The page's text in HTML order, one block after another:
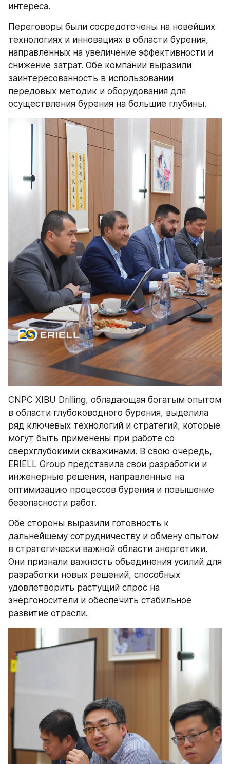
интереса.
Переговоры были сосредоточены на новейших
технологиях и инновациях в области бурения,
направленных на увеличение эффективности и
снижение затрат. Обе компании выразили
заинтересованность в использовании
передовых методик и оборудования для
осуществления бурения на большие глубины.
CNPC XIBU Drilling, обладающая богатым опытом
в области глубоководного бурения, выделила
ряд ключевых технологий и стратегий, которые
могут быть применены при работе со
сверхглубокими скважинами. В свою очередь,
ERIELL Group представила свои разработки и
инженерные решения, направленные на
оптимизацию процессов бурения и повышение
безопасности работ.
Обе стороны выразили готовность к
дальнейшему сотрудничеству и обмену опытом
в стратегически важной области энергетики.
Они признали важность объединения усилий для
разработки новых решений, способных
удовлетворить растущий спрос на
энергоносители и обеспечить стабильное
развитие отрасли.